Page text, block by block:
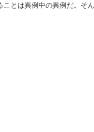
とは異例中の異例だ。そ